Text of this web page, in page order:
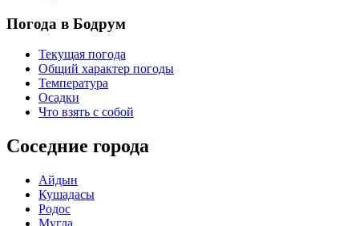
Погода в Бодрум
Текущая погода
Общий характер погоды
Температура
Осадки
Что взять с собой
Соседние города
Айдын
Кушадасы
Родос
Мугла